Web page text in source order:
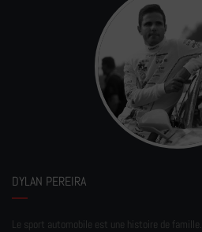
DYLAN PEREIRA
Le sport automobile est une histoire de famille.